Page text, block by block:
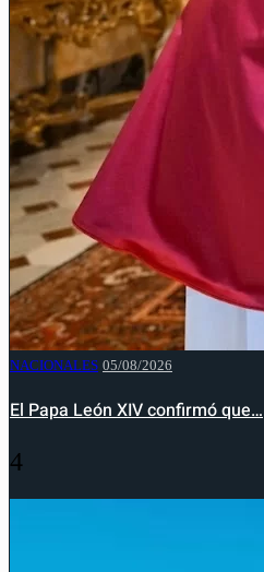
NACIONALES 05/08/2026
El Papa León XIV confirmó que…
4